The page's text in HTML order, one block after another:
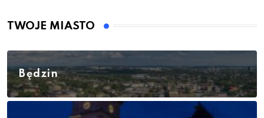
TWOJE MIASTO
Będzin